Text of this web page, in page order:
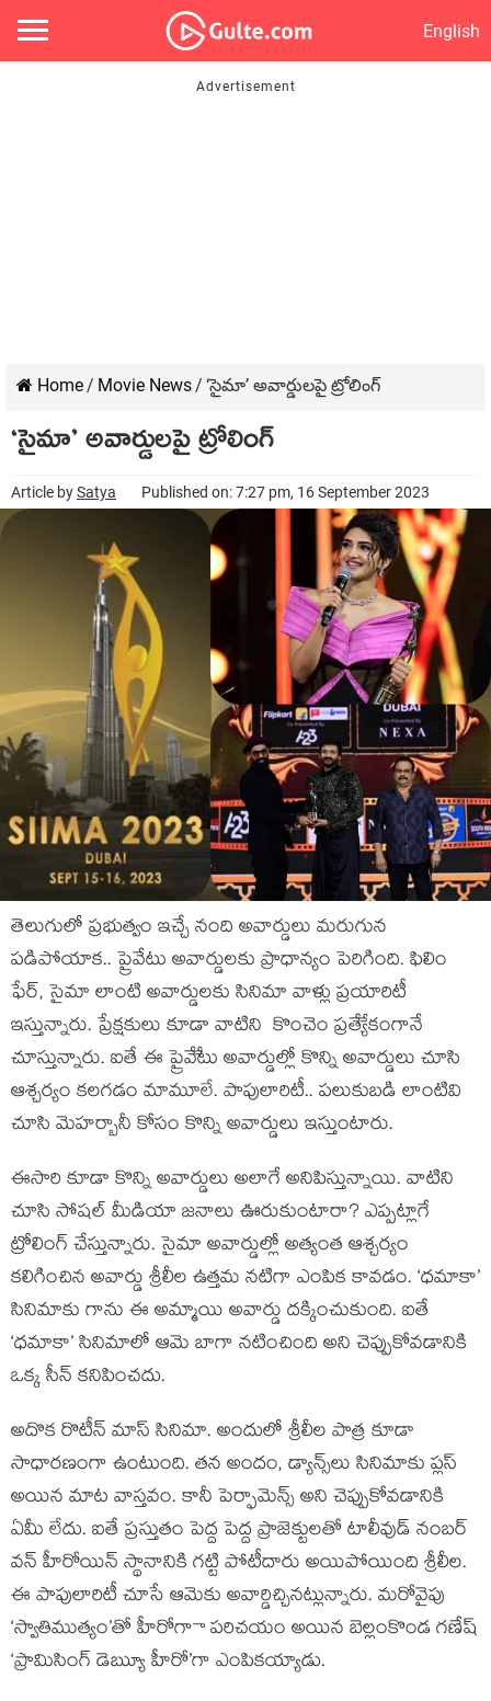
English
Home/ Movie News/ ‘సైమా’ అవార్డులపై ట్రోలింగ్
‘సైమా’ అవార్డులపై ట్రోలింగ్
Article bySatya Published on: 7:27 pm, 16 September 2023
తెలుగులో ప్రభుత్వం ఇచ్చే నంది అవార్డులు మరుగున
పడిపోయాక.. ప్రైవేటు అవార్డులకు ప్రాధాన్యం పెరిగింది. ఫిలిం
ఫేర్, సైమా లాంటి అవార్డులకు సినిమా వాళ్లు ప్రయారిటీ
ఇస్తున్నారు. ప్రేక్షకులు కూడా వాటిని కొంచెం ప్రత్యేేకంగానే
చూస్తున్నారు. ఐతే ఈ ప్రైవేేటు అవార్డుల్లో కొన్ని అవార్డులు చూసి
ఆశ్చర్యం కలగడం మామూలే. పాపులారిటీ.. పలుకుబడి లాంటివి
చూసి మెహర్బానీ కోసం కొన్ని అవార్డులు ఇస్తుంటారు.
ఈసారి కూడా కొన్ని అవార్డులు అలాగే అనిపిస్తున్నాయి. వాటిని
చూసి సోషల్ మీడియా జనాలు ఊరుకుంటారా? ఎప్పట్లాగే
ట్రోలింగ్ చేస్తున్నారు. సైమా అవార్డుల్లో అత్యంత ఆశ్చర్యం
కలిగించిన అవార్డు శ్రీలీల ఉత్తమ నటిగా ఎంపిక కావడం. ‘ధమాకా’
సినిమాకు గాను ఈ అమ్మాయి అవార్డు దక్కించుకుంది. ఐతే
‘ధమాకా’ సినిమాలో ఆమె బాగా నటించింది అని చెప్పుకోవడానికి
ఒక్క సీన్ కనిపించదు.
అదొక రొటీన్ మాస్ సినిమా. అందులో శ్రీలీల పాత్ర కూడా
సాధారణంగా ఉంటుంది. తన అందం, డ్యాన్స్‌లు సినిమాకు ప్లస్
అయిన మాట వాస్తవం. కానీ పెర్ఫామెన్స్ అని చెప్పుకోవడానికి
ఏమీ లేదు. ఐతే ప్రస్తుతం పెద్ద పెద్ద ప్రాజెక్టులతో టాలీవుడ్ నంబర్
వన్ హీరోయిన్ స్థానానికి గట్టి పోటీదారు అయిపోయింది శ్రీలీల.
ఈ పాపులారిటీ చూసే ఆమెకు అవార్డిచ్చినట్లున్నారు. మరోవైపు
‘స్వాతిముత్యం’తో హీరోగాా పరిచయం అయిన బెల్లంకొండ గణేష్
‘ప్రామిసింగ్ డెబ్యుూ హీరో’గా ఎంపికయ్యాడు.